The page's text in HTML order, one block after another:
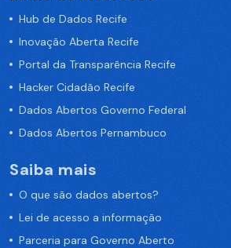
Hub de Dados Recife
Inovação Aberta Recife
Portal da Transparência Recife
Hacker Cidadão Recife
Dados Abertos Governo Federal
Dados Abertos Pernambuco
Saiba mais
O que são dados abertos?
Lei de acesso a informação
Parceria para Governo Aberto